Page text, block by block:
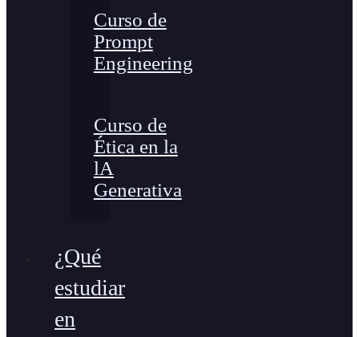
Curso de
Prompt
Engineering
Curso de
Ética en la
lA
Generativa
¿Qué
estudiar
en